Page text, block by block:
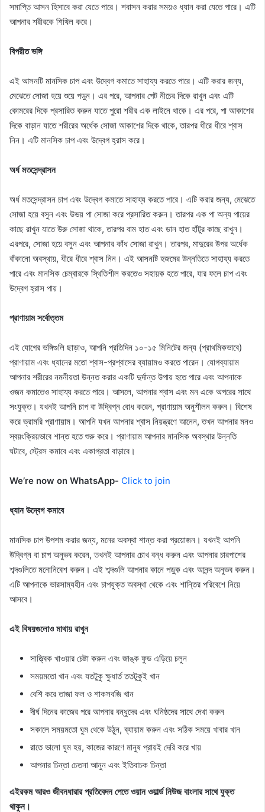
সমাপ্তি আসন হিসাবে করা যেতে পারে। শবাসন করার সময়ও ধ্যান করা যেতে পারে। এটি
আপনার শরীরকে শিথিল করে।
বিপরীত ভঙ্গি
এই আসনটি মানসিক চাপ এবং উদ্বেগ কমাতে সাহায্য করতে পারে। এটি করার জন্য,
মেঝেতে সোজা হয়ে শুয়ে পড়ুন। এর পরে, আপনার পেট নীচের দিকে রাখুন এবং এটি
কোমরের দিকে প্রসারিত করুন যাতে পুরো শরীর এক লাইনে থাকে। এর পরে, পা আকাশের
দিকে বাড়ান যাতে শরীরের অর্ধেক সোজা আকাশের দিকে থাকে, তারপর ধীরে ধীরে শ্বাস
নিন। এটি মানসিক চাপ এবং উদ্বেগ হ্রাস করে।
অর্ধ মতসেন্দ্রাসন
অর্ধ মতসেন্দ্রাসন চাপ এবং উদ্বেগ কমাতে সাহায্য করতে পারে। এটি করার জন্য, মেঝেতে
সোজা হয়ে বসুন এবং উভয় পা সোজা করে প্রসারিত করুন। তারপর এক পা অন্য পায়ের
কাছে রাখুন যাতে উরু সোজা থাকে, তারপর বাম হাত এবং ডান হাত হাঁটুর কাছে রাখুন।
এরপরে, সোজা হয়ে বসুন এবং আপনার কাঁধ সোজা রাখুন। তারপর, মাদুরের উপর অর্ধেক
বাঁকানো অবস্থায়, ধীরে ধীরে শ্বাস নিন। এই আসনটি হজমের উন্নতিতে সাহায্য করতে
পারে এবং মানসিক চেম্বারকে স্থিতিশীল করতেও সহায়ক হতে পারে, যার ফলে চাপ এবং
উদ্বেগ হ্রাস পায়।
প্রাণায়াম সর্বোত্তম
এই যোগের ভঙ্গিগুলি ছাড়াও, আপনি প্রতিদিন ১০-১৫ মিনিটের জন্য (প্রাথমিকভাবে)
প্রাণায়াম এবং ধ্যানের মতো শ্বাস-প্রশ্বাসের ব্যায়ামও করতে পারেন। যোগব্যায়াম
আপনার শরীরের নমনীয়তা উন্নত করার একটি দুর্দান্ত উপায় হতে পারে এবং আপনাকে
ওজন কমাতেও সাহায্য করতে পারে। আসলে, আপনার শ্বাস এবং মন একে অপরের সাথে
সংযুক্ত। যখনই আপনি চাপ বা উদ্বিগ্ন বোধ করেন, প্রাণায়াম অনুশীলন করুন। বিশেষ
করে ভ্রামরি প্রাণায়াম। আপনি যখন আপনার শ্বাস নিয়ন্ত্রণে আনেন, তখন আপনার মনও
স্বয়ংক্রিয়ভাবে শান্ত হতে শুরু করে। প্রাণায়াম আপনার মানসিক অবস্থার উন্নতি
ঘটাবে, স্ট্রেস কমাবে এবং একাগ্রতা বাড়াবে।
We’re now on WhatsApp- Click to join
ধ্যান উদ্বেগ কমাবে
মানসিক চাপ উপশম করার জন্য, মনের অবস্থা শান্ত করা প্রয়োজন। যখনই আপনি
উদ্বিগ্ন বা চাপ অনুভব করেন, তখনই আপনার চোখ বন্ধ করুন এবং আপনার চারপাশের
শব্দগুলিতে মনোনিবেশ করুন। এই শব্দগুলি আপনার কানে পড়ুক এবং আনন্দ অনুভব করুন।
এটি আপনাকে ভারসাম্যহীন এবং চাপযুক্ত অবস্থা থেকে এবং শান্তির পরিবেশে নিয়ে
আসবে।
এই বিষয়গুলোও মাথায় রাখুন
সাত্ত্বিক খাওয়ার চেষ্টা করুন এবং জাঙ্ক ফুড এড়িয়ে চলুন
সময়মতো খান এবং যতটুকু ক্ষুধার্ত ততটুকুই খান
বেশি করে তাজা ফল ও শাকসবজি খান
দীর্ঘ দিনের কাজের পরে আপনার বন্ধুদের এবং ঘনিষ্ঠদের সাথে দেখা করুন
সকালে সময়মতো ঘুম থেকে উঠুন, ব্যায়াম করুন এবং সঠিক সময়ে খাবার খান
রাতে ভালো ঘুম হয়, কাজের কারণে মানুষ প্রায়ই দেরি করে খায়
আপনার চিন্তা চেতনা আনুন এবং ইতিবাচক চিন্তা
এইরকম আরও জীবনধারার প্রতিবেদন পেতে ওয়ান ওয়ার্ল্ড নিউজ বাংলার সাথে যুক্ত
থাকুন।